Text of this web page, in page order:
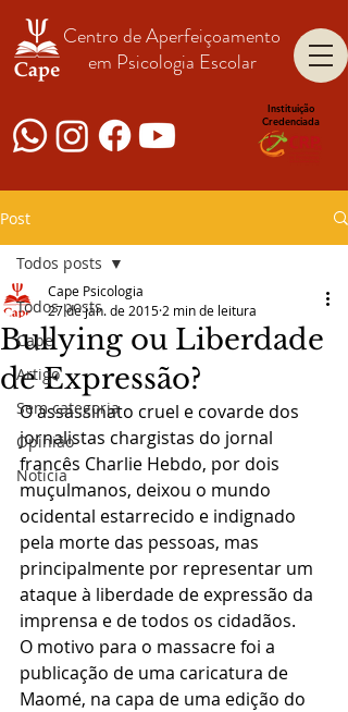
Centro de Aperfeiçoamento
em Psicologia Escolar
Instituição
Credenciada
Post
Todos posts
Cape
Artigo
Sem categoria
Opinião
Notícia
Todos posts
Bullying ou Liberdade
de Expressão?
Cape Psicologia
27 de jan. de 2015 2 min de leitura
O assassinato cruel e covarde dos
jornalistas chargistas do jornal
francês Charlie Hebdo, por dois
muçulmanos, deixou o mundo
ocidental estarrecido e indignado
pela morte das pessoas, mas
principalmente por representar um
ataque à liberdade de expressão da
imprensa e de todos os cidadãos.
O motivo para o massacre foi a
publicação de uma caricatura de
Maomé, na capa de uma edição do